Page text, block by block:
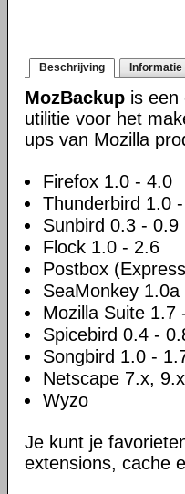
Beschrijving Informatie
MozBackup is een
utilitie voor het
ups van Mozilla
Firefox 1.0 - 4.0
Thunderbird 1.0
Sunbird 0.3 - 0.9
Flock 1.0 - 2.6
Postbox
SeaMonkey 1.0a
Mozilla Suite 1.7
Spicebird 0.4 -
Songbird 1.0 -
Netscape 7.x, 9.x
Wyzo
Je kunt je
extensions, cache